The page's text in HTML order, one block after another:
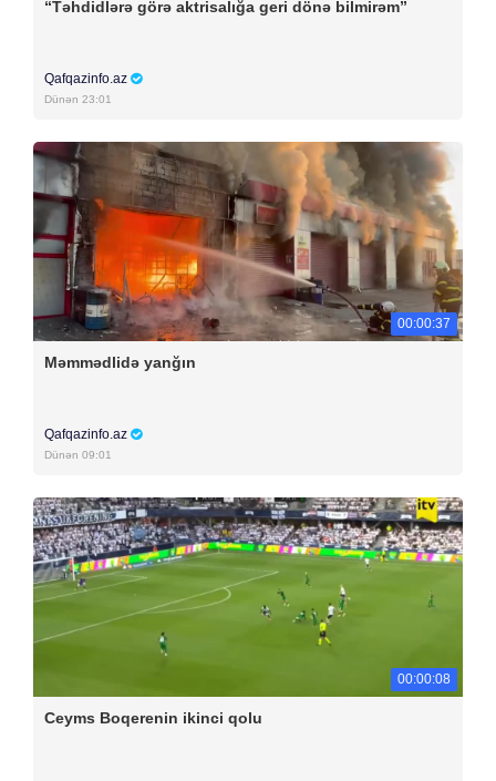
“Təhdidlərə görə aktrisalığa geri dönə bilmirəm”
Qafqazinfo.az
Dünən 23:01
00:00:37
Məmmədlidə yanğın
Qafqazinfo.az
Dünən 09:01
00:00:08
Ceyms Boqerenin ikinci qolu